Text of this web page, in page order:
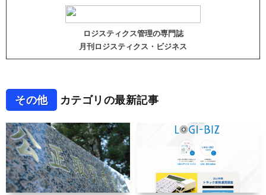
ロジスティクス管理の専門誌
月刊ロジスティクス・ビジネス
その他 カテゴリの最新記事